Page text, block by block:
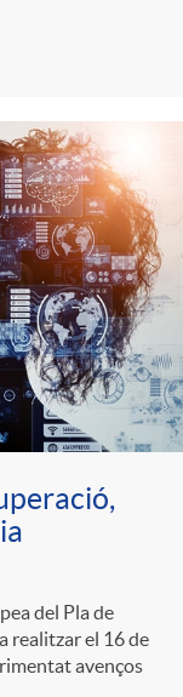
del Pla de
realitzar el 16 de
avenços